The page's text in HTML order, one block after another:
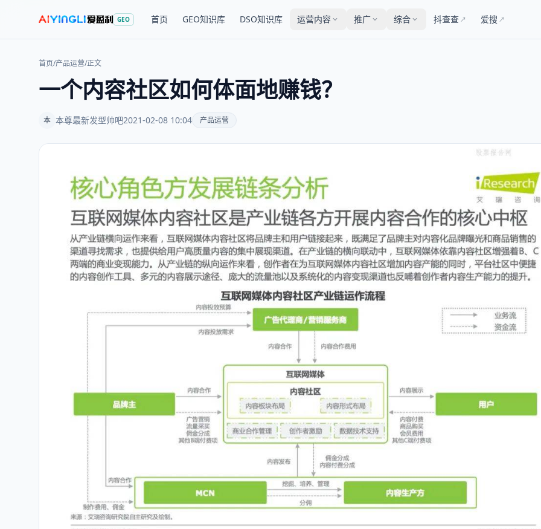
GEO 首页 GEO知识库 DSO知识库 运营内容 推广 综合 抖查查 ↗ 爱搜 ↗
首页/产品运营/正文
一个内容社区如何体面地赚钱？
本 本尊最新发型帅吧2021-02-08 10:04 产品运营